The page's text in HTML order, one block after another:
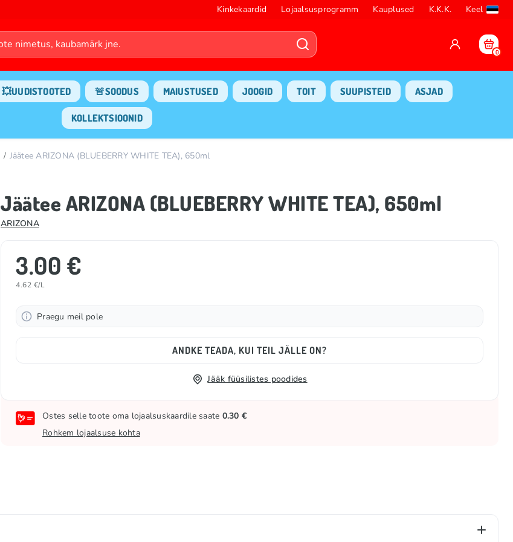
Kinkekaardid Lojaalsusprogramm Kauplused K.K.K. Keel
0
💥UUDISTOOTED 🚨SOODUS MAIUSTUSED JOOGID TOIT SUUPISTEID ASJAD
KOLLEKTSIOONID
Jäätee ARIZONA (BLUEBERRY WHITE TEA), 650ml
Jäätee ARIZONA (BLUEBERRY WHITE TEA), 650ml
ARIZONA
3.00 €
4.62 €/L
Praegu meil pole
ANDKE TEADA, KUI TEIL JÄLLE ON?
Jääk füüsilistes poodides
Ostes selle toote oma lojaalsuskaardile saate 0.30 €
Rohkem lojaalsuse kohta